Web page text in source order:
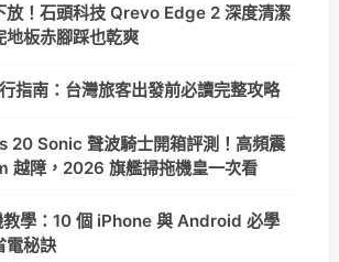
放！石頭科技 Qrevo Edge 2 深度清潔
地板赤腳踩也乾爽
指南：台灣旅客出發前必讀完整攻略
20 Sonic 聲波騎士開箱評測！高頻震
越障，2026 旗艦掃拖機皇一次看
學：10 個 iPhone 與 Android 必學
電秘訣